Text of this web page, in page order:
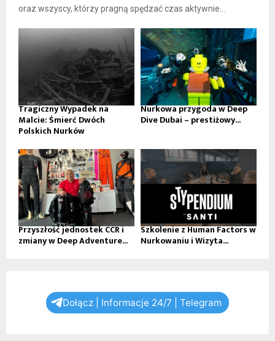
oraz wszyscy, którzy pragną spędzać czas aktywnie...
Tragiczny Wypadek na
Malcie: Śmierć Dwóch
Polskich Nurków
Nurkowa przygoda w Deep
Dive Dubai – prestiżowy...
Przyszłość jednostek CCR i
zmiany w Deep Adventure...
Szkolenie z Human Factors w
Nurkowaniu i Wizyta...
Dołącz | Informacje 24/7 | Telegram